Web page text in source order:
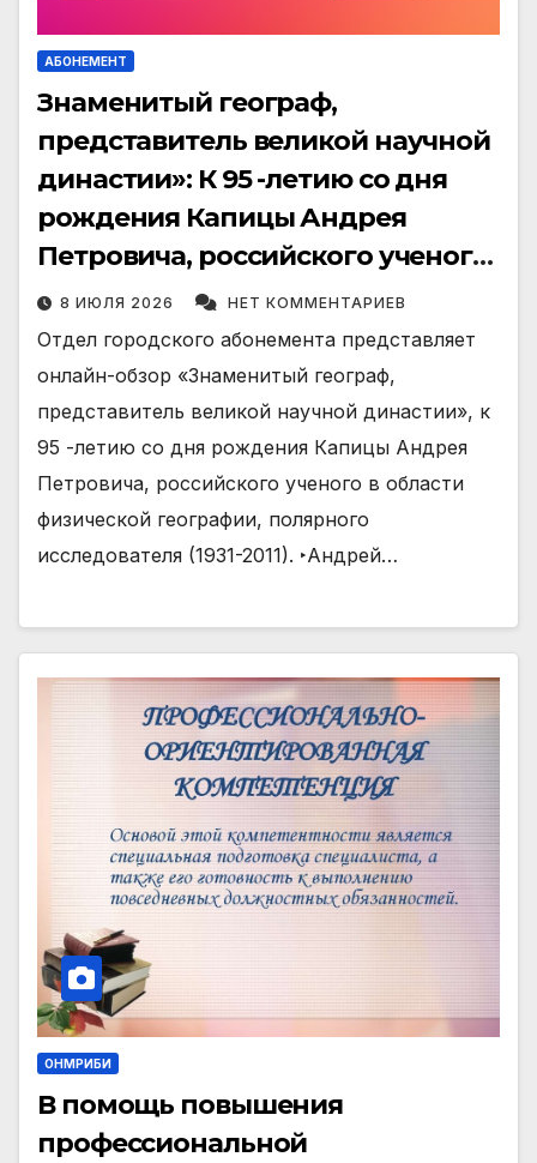
АБОНЕМЕНТ
Знаменитый географ,
представитель великой научной
династии»: К 95 -летию со дня
рождения Капицы Андрея
Петровича, российского ученого
в области физической
географии, полярного
исследователя (1931-2011).
8 ИЮЛЯ 2026 НЕТ КОММЕНТАРИЕВ
Отдел городского абонемента представляет
онлайн-обзор «Знаменитый географ,
представитель великой научной династии», к
95 -летию со дня рождения Капицы Андрея
Петровича, российского ученого в области
физической географии, полярного
исследователя (1931-2011). ‣Андрей…
ОНМРИБИ
В помощь повышения
профессиональной